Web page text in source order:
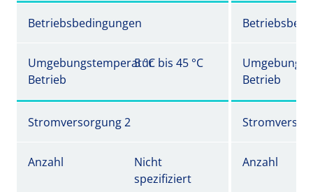
Betriebsbedingungen
Umgebungstemperatur
Betrieb
5 °C bis 45 °C
Betrieb
Stromversorgung 2
Anzahl
Nicht
spezifiziert
Anzahl